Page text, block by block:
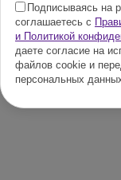
Подписываясь на
соглашаетесь с
и Политикой
даете согласие на
файлов cookie и
персональных